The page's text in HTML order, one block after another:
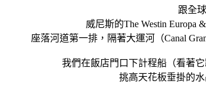
跟全
威尼斯的The Westin Europa
座落河道第一排，隔著大運河（Canal
我們在飯店門口下計程船（看著
挑高天花板垂掛的